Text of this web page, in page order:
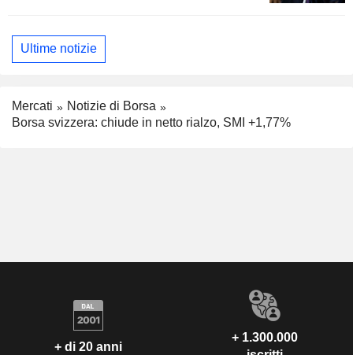
Ultime notizie
Mercati
Notizie di Borsa
Borsa svizzera: chiude in netto rialzo, SMI +1,77%
+ di 20 anni
+ 1.300.000